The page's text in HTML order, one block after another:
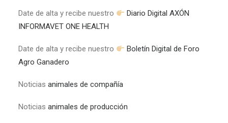
Date de alta y recibe nuestro
Diario Digital AXÓN
INFORMAVET ONE HEALTH
Date de alta y recibe nuestro
Boletín Digital de Foro
Agro Ganadero
Noticias animales de compañía
Noticias animales de producción